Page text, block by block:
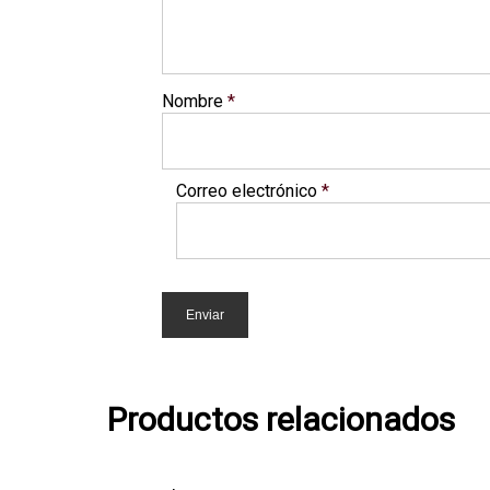
Nombre *
Correo electrónico*
Productos relacionados